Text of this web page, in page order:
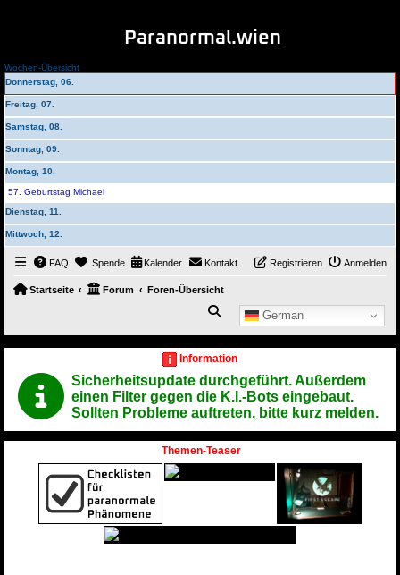
Paranormal.wien
Wochen-Übersicht
Donnerstag, 06.
Freitag, 07.
Samstag, 08.
Sonntag, 09.
Montag, 10.
57. Geburtstag Michael
Dienstag, 11.
Mittwoch, 12.
FAQ Spende Kalender Kontakt Anmelden
Registrieren
Startseite Forum Foren-Übersicht
German
Suche
Information
Sicherheitsupdate durchgeführt. Außerdem
einen Filter gegen die K.I.-Bots eingebaut.
Sollten Probleme auftreten, bitte kurz melden.
Themen-Teaser